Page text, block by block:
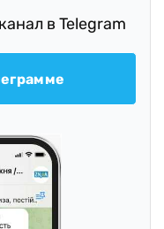
в Telegram